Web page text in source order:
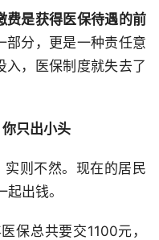
费是获得医保待遇的前
部分，更是一种责任意
入，医保制度就失去了
只出小头
实则不然。现在的居民
出钱。
保总共要交1100元，